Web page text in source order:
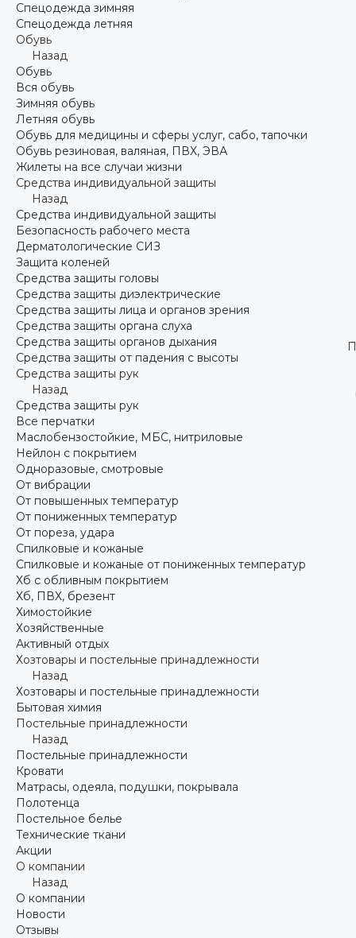
Спецодежда зимняя
Спецодежда летняя
Обувь
Назад
Обувь
Вся обувь
Зимняя обувь
Летняя обувь
Обувь для медицины и сферы услуг, сабо, тапочки
Обувь резиновая, валяная, ПВХ, ЭВА
Жилеты на все случаи жизни
Средства индивидуальной защиты
Назад
Средства индивидуальной защиты
Безопасность рабочего места
Дерматологические СИЗ
Защита коленей
Средства защиты головы
Средства защиты диэлектрические
Средства защиты лица и органов зрения
Средства защиты органа слуха
Средства защиты органов дыхания
Средства защиты от падения с высоты
Средства защиты рук
Назад
Средства защиты рук
Все перчатки
Маслобензостойкие, МБС, нитриловые
Нейлон с покрытием
Одноразовые, смотровые
От вибрации
От повышенных температур
От пониженных температур
От пореза, удара
Спилковые и кожаные
Спилковые и кожаные от пониженных температур
Хб с обливным покрытием
Хб, ПВХ, брезент
Химостойкие
Хозяйственные
Активный отдых
Хозтовары и постельные принадлежности
Назад
Хозтовары и постельные принадлежности
Бытовая химия
Постельные принадлежности
Назад
Постельные принадлежности
Кровати
Матрасы, одеяла, подушки, покрывала
Полотенца
Постельное белье
Технические ткани
Акции
О компании
Назад
О компании
Новости
Отзывы